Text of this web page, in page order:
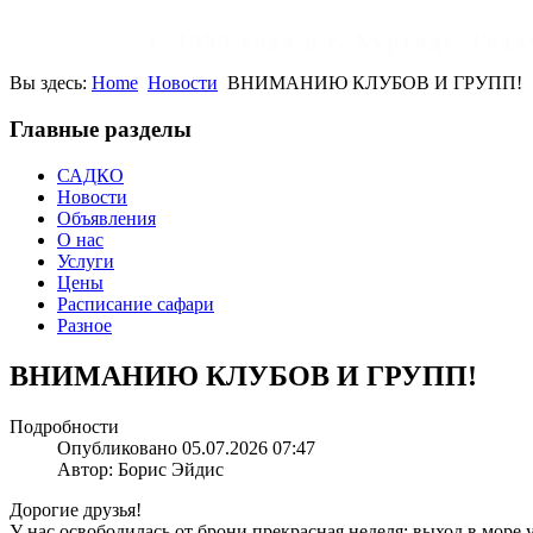
Вы здесь: Home Новости ВНИМАНИЮ КЛУБОВ И ГРУПП!
Главные разделы
САДКО
Новости
Объявления
О нас
Услуги
Цены
Расписание сафари
Разное
ВНИМАНИЮ КЛУБОВ И ГРУПП!
Подробности
Опубликовано 05.07.2026 07:47
Автор: Борис Эйдис
Дорогие друзья!